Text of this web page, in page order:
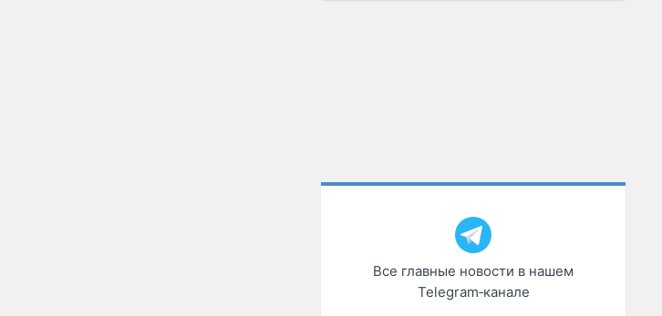
Все главные новости в нашем
Telegram‑канале